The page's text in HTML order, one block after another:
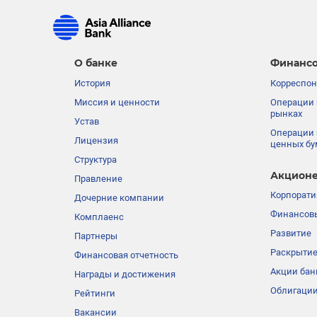
О банке
История
Миссия и ценности
Устав
Лицензия
Структура
Правление
Дочерние компании
Комплаенс
Партнеры
Финансовая отчетность
Награды и достижения
Рейтинги
Вакансии
Операции
рынках
Операции
ценных
Развитие
Акции